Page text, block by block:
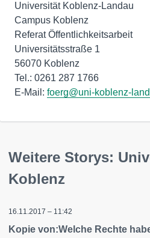
Universität Koblenz-Landau
Campus Koblenz
Referat Öffentlichkeitsarbeit
Universitätsstraße 1
56070 Koblenz
Tel.: 0261 287 1766
E-Mail: foerg@uni-koblenz-
Weitere Storys:
Koblenz
16.11.2017 – 11:42
Kopie von:Welche Rechte